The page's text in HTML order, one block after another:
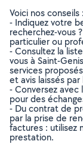
Voici nos conseils :
- Indiquez votre
recherchez-vous
particulier ou
- Consultez la
vous à Saint-
services
et avis laissés
- Conversez avec
pour des
- Du contrat de
par la prise de
factures : utilisez
prestation.